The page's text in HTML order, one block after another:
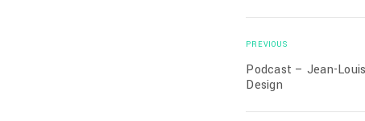
PREVIOUS
Podcast – Jean-
Design